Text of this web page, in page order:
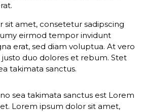
sit amet, consetetur sadipscing
eirmod tempor invidunt
erat, sed diam voluptua. At vero
duo dolores et rebum. Stet
takimata sanctus.
sea takimata sanctus est Lorem
Lorem ipsum dolor sit amet,